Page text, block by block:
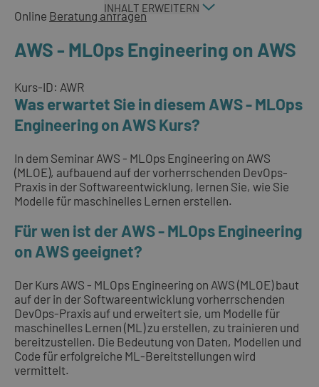
INHALT ERWEITERN
Online Beratung anfragen
AWS - MLOps Engineering on AWS
Kurs-ID: AWR
Was erwartet Sie in diesem AWS - MLOps
Engineering on AWS Kurs?
In dem Seminar AWS - MLOps Engineering on AWS
(MLOE), aufbauend auf der vorherrschenden DevOps-
Praxis in der Softwareentwicklung, lernen Sie, wie Sie
Modelle für maschinelles Lernen erstellen.
Für wen ist der AWS - MLOps Engineering
on AWS geeignet?
Der Kurs AWS - MLOps Engineering on AWS (MLOE) baut
auf der in der Softwareentwicklung vorherrschenden
DevOps-Praxis auf und erweitert sie, um Modelle für
maschinelles Lernen (ML) zu erstellen, zu trainieren und
bereitzustellen. Die Bedeutung von Daten, Modellen und
Code für erfolgreiche ML-Bereitstellungen wird
vermittelt.